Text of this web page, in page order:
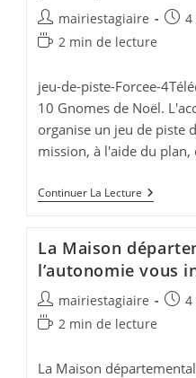
Auteur/autrice
de
mairiestagiaire
4
Temps
lecture :
2 min de lecture
jeu-de-piste-Forcee-
10 Gnomes de Noël.
organise un jeu de piste
mission, à l'aide du plan,
Continuer La Lecture Jeu
De
La
De
Forcé
La Maison
l’autonomie vous
Auteur/autrice
de
mairiestagiaire
4
Temps
lecture :
2 min de lecture
La Maison